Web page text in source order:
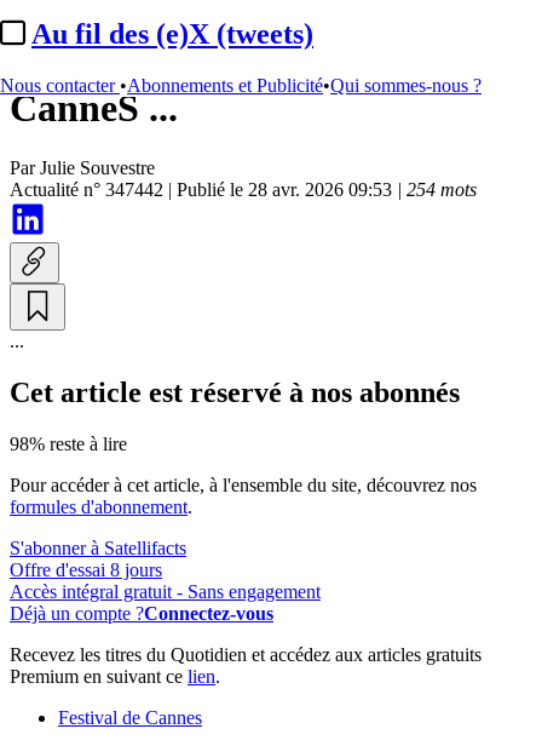
Au fil des (e)X (tweets)
Nous contacter •Abonnements et Publicité•Qui sommes-nous ?
Cannes 2026 / CST :
programme de la 5e édition de
CanneS ...
ParJulie Souvestre
Actualité n° 347442 | Publié le 28 avr. 2026 09:53 | 254 mots
...
Cet article est réservé à nos abonnés
98% reste à lire
Pour accéder à cet article, à l'ensemble du site, découvrez nos
formules d'abonnement.
S'abonner à Satellifacts
Offre d'essai 8 jours
Accès intégral gratuit - Sans engagement
Déjà un compte ?Connectez-vous
Recevez les titres du Quotidien et accédez aux articles gratuits
Premium en suivant ce lien.
Festival de Cannes